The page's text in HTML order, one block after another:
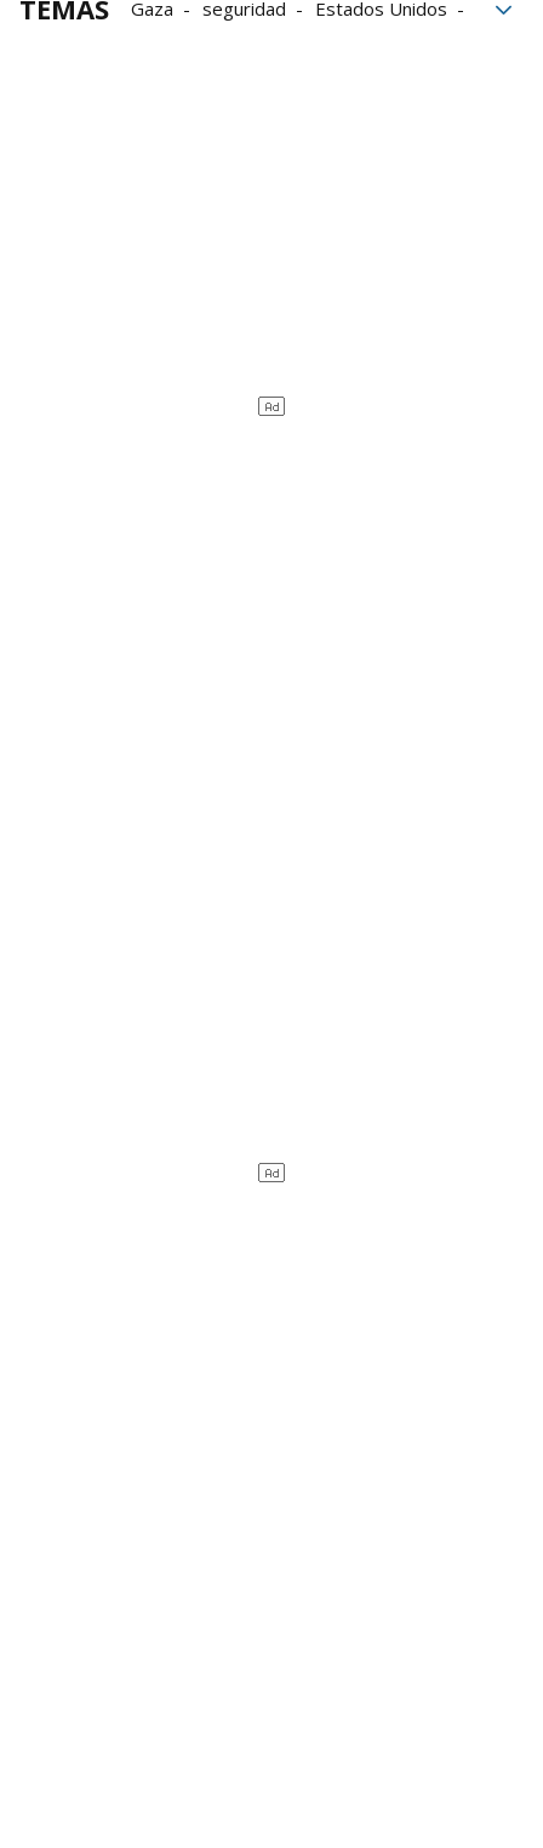
TEMAS Gaza seguridad
Estados Unidos